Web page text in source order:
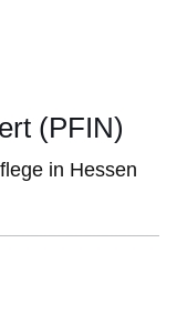
(PFIN)
in Hessen